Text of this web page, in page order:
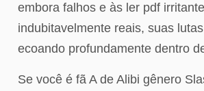
embora falhos e às ler pdf
indubitavelmente reais, suas
ecoando profundamente dentro
Se você é fã A de Alibi gênero